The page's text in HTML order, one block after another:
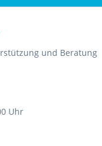
und Beratung
Uhr